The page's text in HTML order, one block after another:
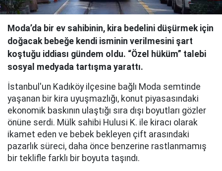
Moda’da bir ev sahibinin, kira bedelini düşürmek için
doğacak bebeğe kendi isminin verilmesini şart
koştuğu iddiası gündem oldu. “Özel hüküm” talebi
sosyal medyada tartışma yarattı.
İstanbul'un Kadıköy ilçesine bağlı Moda semtinde
yaşanan bir kira uyuşmazlığı, konut piyasasındaki
ekonomik baskının ulaştığı sıra dışı boyutları gözler
önüne serdi. Mülk sahibi Hulusi K. ile kiracı olarak
ikamet eden ve bebek bekleyen çift arasındaki
pazarlık süreci, daha önce benzerine rastlanmamış
bir teklifle farklı bir boyuta taşındı.